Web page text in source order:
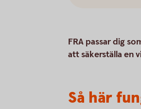
FRA passar dig
att säkerställa en
Så här